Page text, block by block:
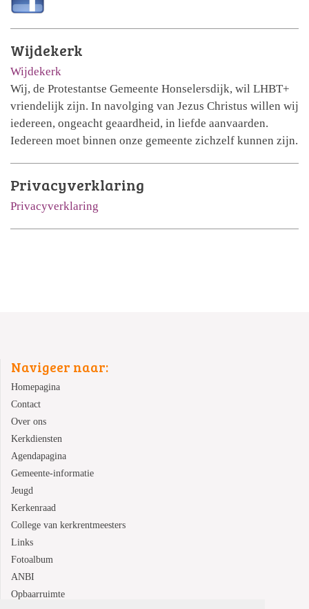
Wijdekerk
Wijdekerk
Wij, de Protestantse Gemeente Honselersdijk, wil LHBT+
vriendelijk zijn. In navolging van Jezus Christus willen wij
iedereen, ongeacht geaardheid, in liefde aanvaarden.
Iedereen moet binnen onze gemeente zichzelf kunnen zijn.
Privacyverklaring
Privacyverklaring
Navigeer naar:
Homepagina
Contact
Over ons
Kerkdiensten
Agendapagina
Gemeente-informatie
Jeugd
Kerkenraad
College van kerkrentmeesters
Links
Fotoalbum
ANBI
Opbaarruimte